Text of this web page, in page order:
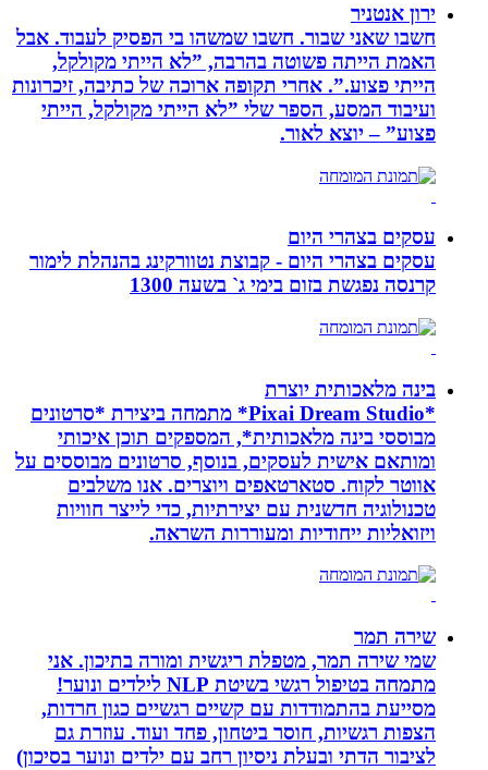
ירון אנטניר
חשבו שאני שבור. חשבו שמשהו בי הפסיק לעבוד. אבל
האמת הייתה פשוטה בהרבה, ”לא הייתי מקולקל,
הייתי פצוע.”. אחרי תקופה ארוכה של כתיבה, זיכרונות
ועיבוד המסע, הספר שלי ”לא הייתי מקולקל, הייתי
פצוע” – יוצא לאור.
עסקים בצהרי היום
עסקים בצהרי היום - קבוצת נטוורקינג בהנהלת לימור
קרנסה נפגשת בזום בימי ג` בשעה 1300
בינה מלאכותית יוצרת
*Pixai Dream Studio* מתמחה ביצירת *סרטונים
מבוססי בינה מלאכותית*, המספקים תוכן איכותי
ומותאם אישית לעסקים, בנוסף, סרטונים מבוססים על
אווטר לקוח. סטארטאפים ויוצרים. אנו משלבים
טכנולוגיה חדשנית עם יצירתיות, כדי לייצר חוויות
ויזואליות ייחודיות ומעוררות השראה.
שירה תמר
שמי שירה תמר, מטפלת ריגשית ומורה בתיכון. אני
מתמחה בטיפול רגשי בשיטת NLP לילדים ונוער!
מסייעת בהתמודדות עם קשיים רגשיים כגון חרדות,
הצפות רגשיות, חוסר ביטחון, פחד ועוד. עוזרת גם
לציבור הדתי ובעלת ניסיון רחב עם ילדים ונוער בסיכון)